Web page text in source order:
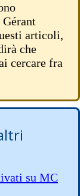
articoli,
che
cercare fra
su MC